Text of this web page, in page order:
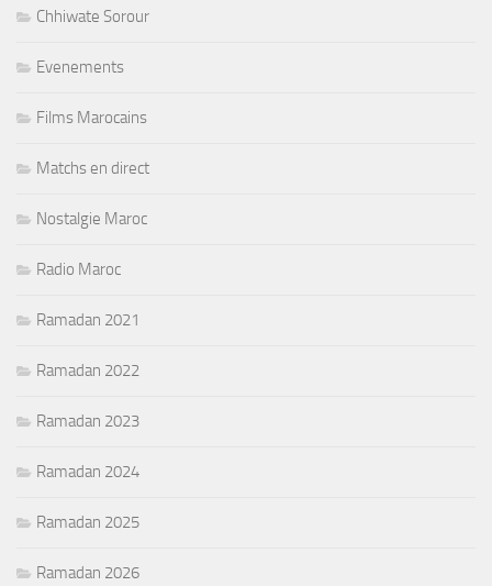
Chhiwate Sorour
Evenements
Films Marocains
Matchs en direct
Nostalgie Maroc
Radio Maroc
Ramadan 2021
Ramadan 2022
Ramadan 2023
Ramadan 2024
Ramadan 2025
Ramadan 2026